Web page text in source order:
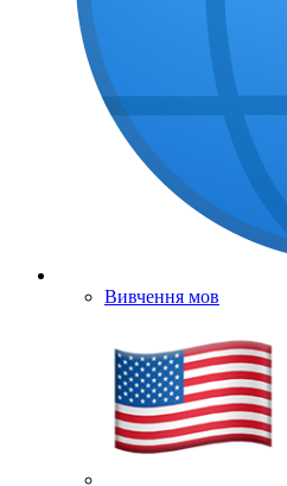
Вивчення мов